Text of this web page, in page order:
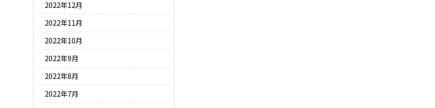
2022年12月
2022年11月
2022年10月
2022年9月
2022年8月
2022年7月